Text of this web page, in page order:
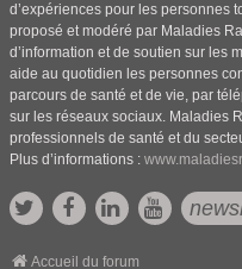
d’expériences pour les personnes
proposé et modéré par Maladies
d’information et de soutien sur les
aide au quotidien les personnes
parcours de santé et de vie, par
sur les réseaux sociaux. Maladies
professionnels de santé et du
Plus d’informations :
Accueil du forum